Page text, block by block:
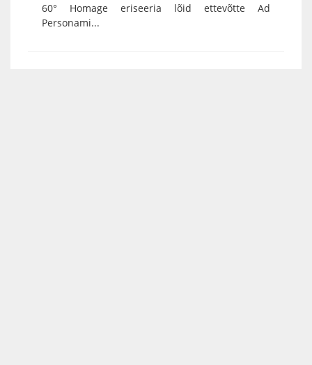
60° Homage eriseeria lõid ettevõtte Ad
Personami...